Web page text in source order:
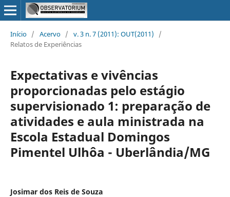
Início / Acervo / v. 3 n. 7 (2011): OUT(2011)
/
Relatos de Experiências
Expectativas e vivências
proporcionadas pelo estágio
supervisionado 1: preparação de
atividades e aula ministrada na
Escola Estadual Domingos
Pimentel Ulhôa - Uberlândia/MG
Josimar dos Reis de Souza